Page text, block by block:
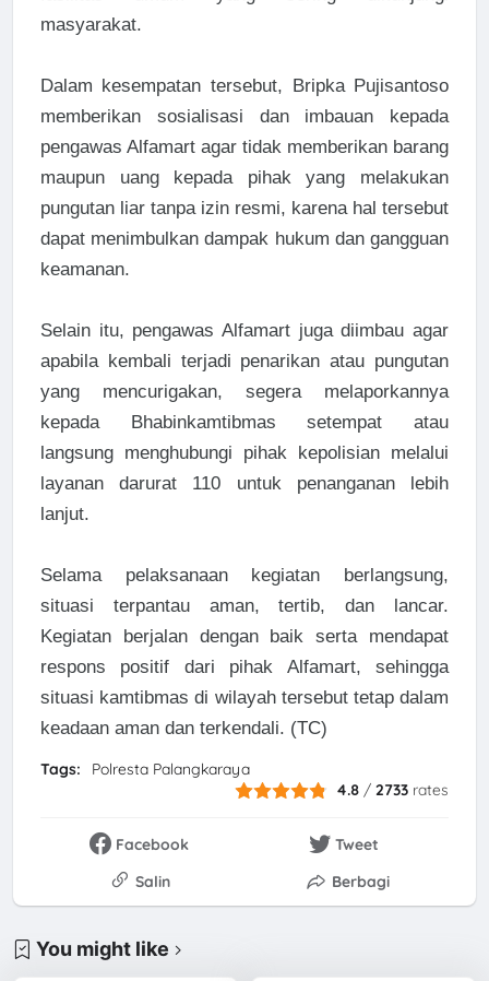
masyarakat.
Dalam kesempatan tersebut, Bripka Pujisantoso
memberikan sosialisasi dan imbauan kepada
pengawas Alfamart agar tidak memberikan barang
maupun uang kepada pihak yang melakukan
pungutan liar tanpa izin resmi, karena hal tersebut
dapat menimbulkan dampak hukum dan gangguan
keamanan.
Selain itu, pengawas Alfamart juga diimbau agar
apabila kembali terjadi penarikan atau pungutan
yang mencurigakan, segera melaporkannya
kepada Bhabinkamtibmas setempat atau
langsung menghubungi pihak kepolisian melalui
layanan darurat 110 untuk penanganan lebih
lanjut.
Selama pelaksanaan kegiatan berlangsung,
situasi terpantau aman, tertib, dan lancar.
Kegiatan berjalan dengan baik serta mendapat
respons positif dari pihak Alfamart, sehingga
situasi kamtibmas di wilayah tersebut tetap dalam
keadaan aman dan terkendali. (TC)
Tags:
Polresta Palangkaraya
4.8 /2733 rates
Facebook
Tweet
Salin
Berbagi
You might like